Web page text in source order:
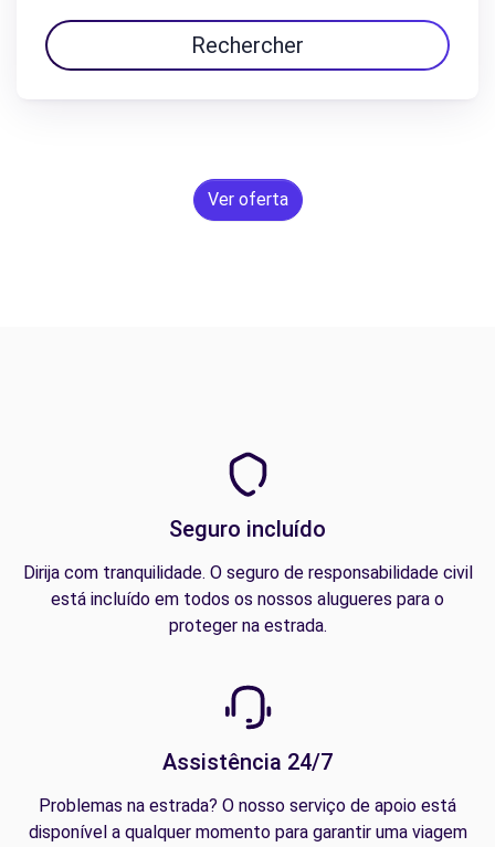
Rechercher
Ver oferta
Seguro incluído
Dirija com tranquilidade. O seguro de responsabilidade civil
está incluído em todos os nossos alugueres para o
proteger na estrada.
Assistência 24/7
Problemas na estrada? O nosso serviço de apoio está
disponível a qualquer momento para garantir uma viagem